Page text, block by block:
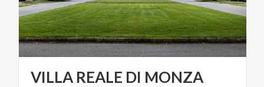
VILLA REALE DI MONZA